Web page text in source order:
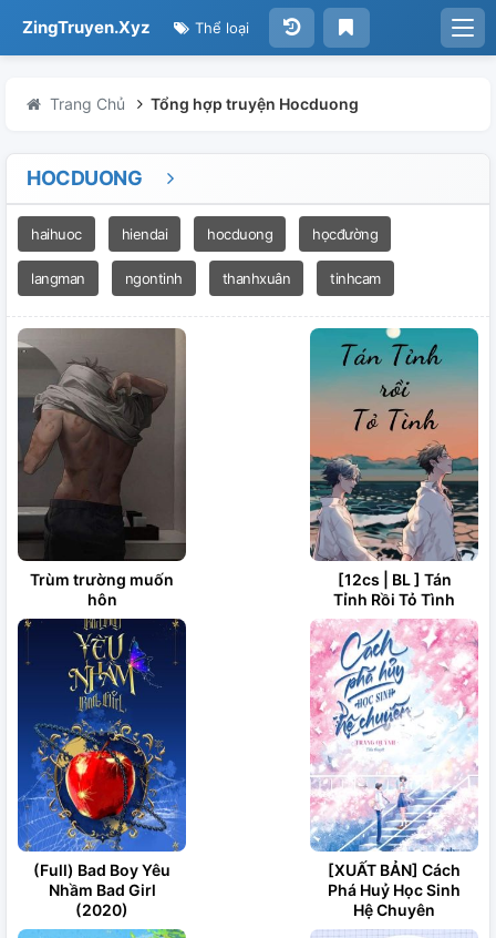
ZingTruyen.Xyz Thể loại
Trang Chủ Tổng hợp truyện Hocduong
HOCDUONG
haihuoc hiendai hocduong họcđường
langman ngontinh thanhxuân tinhcam
Trùm trường muốn
hôn
[12cs | BL ] Tán
Tỉnh Rồi Tỏ Tình
(Full) Bad Boy Yêu
Nhầm Bad Girl
(2020)
[XUẤT BẢN] Cách
Phá Huỷ Học Sinh
Hệ Chuyên